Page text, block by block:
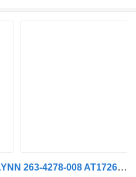
Eaton ORBITROL /CHAR LYNN 263-4278-008 AT172609 motor orbital para camión